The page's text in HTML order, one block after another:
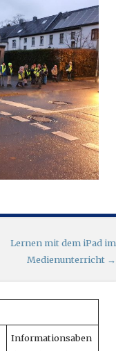
Lernen mit dem iPad im
Medienunterricht →
Informationsaben